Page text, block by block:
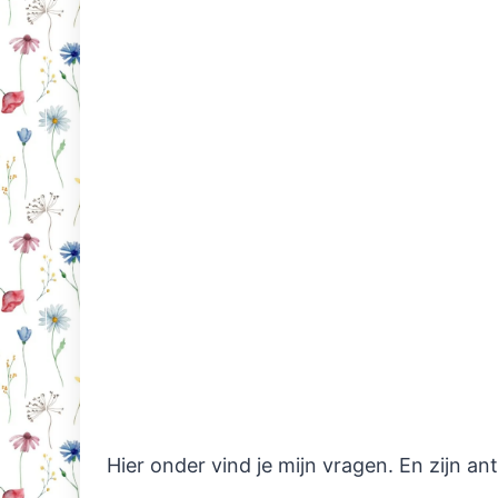
Hier onder vind je mijn vragen. En zijn